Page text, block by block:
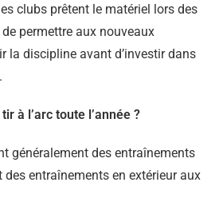
clubs prêtent le matériel lors des
permettre aux nouveaux
la discipline avant d’investir dans
à l’arc toute l’année ?
généralement des entraînements
des entraînements en extérieur aux